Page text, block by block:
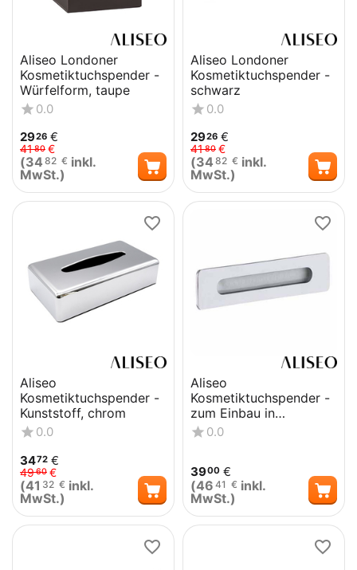
Aliseo Londoner
Kosmetiktuchspender -
Würfelform, taupe
0.0
2926 €
4180 €
(34 82 € inkl.
MwSt.)
Aliseo Londoner
Kosmetiktuchspender -
schwarz
0.0
2926 €
4180 €
(34 82 € inkl.
MwSt.)
Aliseo
Kosmetiktuchspender -
Kunststoff, chrom
0.0
3472 €
4960 €
(41 32 € inkl.
MwSt.)
Aliseo
Kosmetiktuchspender -
zum Einbau in
Waschtisch, chrom
0.0
3900 €
(46 41 € inkl.
MwSt.)